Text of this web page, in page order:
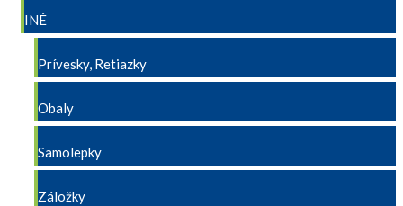
INÉ
Prívesky, Retiazky
Obaly
Samolepky
Záložky